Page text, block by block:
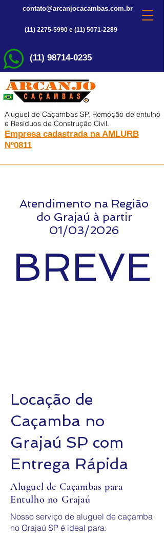
contato@arcanjocacambas.com.br
(11) 2275-5990 e (11) 5071-2289
(11) 98714-0235
Aluguel de Caçambas SP, Remoção de entulho
e Resíduos de Construção Civil.
Empresa cadastrada na AMLURB
Nº0811
Atendimento na Região
do Grajaú à partir
01/03/2026
BREVE
Locação de
Caçamba no
Grajaú SP com
Entrega Rápida
Aluguel de Caçambas para
Entulho no Grajaú
Nosso serviço de aluguel de caçamba
no Grajaú SP é ideal para: